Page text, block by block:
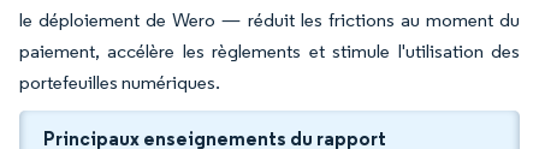
le déploiement de Wero — réduit les frictions au moment du
paiement, accélère les règlements et stimule l'utilisation des
portefeuilles numériques.
Principaux enseignements du rapport